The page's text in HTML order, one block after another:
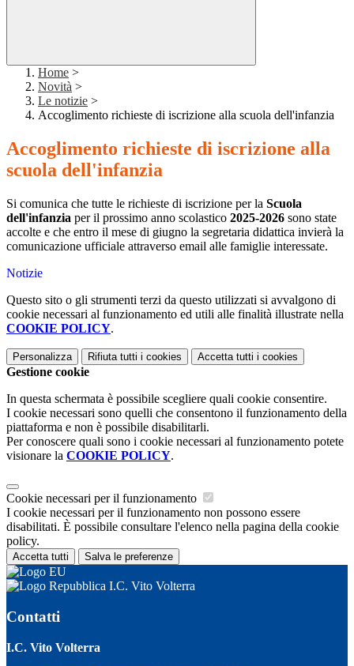
Home >
Novità >
Le notizie >
Accoglimento richieste di iscrizione alla scuola dell'infanzia
Accoglimento richieste di iscrizione alla
scuola dell'infanzia
Si comunica che tutte le richieste di iscrizione per la Scuola
dell'infanzia per il prossimo anno scolastico 2025-2026 sono state
accolte e che entro il mese di giugno la segretaria didattica invierà la
comunicazione ufficiale attraverso email alle famiglie interessate.
Notizie
Questo sito o gli strumenti terzi da questo utilizzati si avvalgono di
cookie necessari al funzionamento ed utili alle finalità illustrate nella
COOKIE POLICY.
Personalizza Rifiuta tutti i cookies Accetta tutti i cookies
Gestione cookie
In questa schermata è possibile scegliere quali cookie consentire.
I cookie necessari sono quelli che consentono il funzionamento della
piattaforma e non è possibile disabilitarli.
Per conoscere quali sono i cookie necessari al funzionamento potete
visionare la COOKIE POLICY.
Cookie necessari per il funzionamento
I cookie necessari per il funzionamento non possono essere
disabilitati. È possibile consultare l'elenco nella pagina della cookie
policy.
Accetta tutti Salva le preferenze
I.C. Vito Volterra
Contatti
I.C. Vito Volterra